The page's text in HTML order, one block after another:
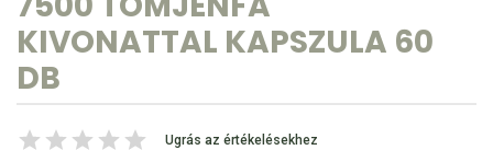
KIVONATTAL KAPSZULA 60
DB
Ugrás az értékelésekhez